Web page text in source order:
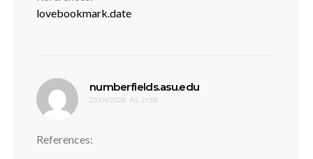
lovebookmark.date
numberfields.asu.edu
23/01/2026 ÀS 21:38
References: